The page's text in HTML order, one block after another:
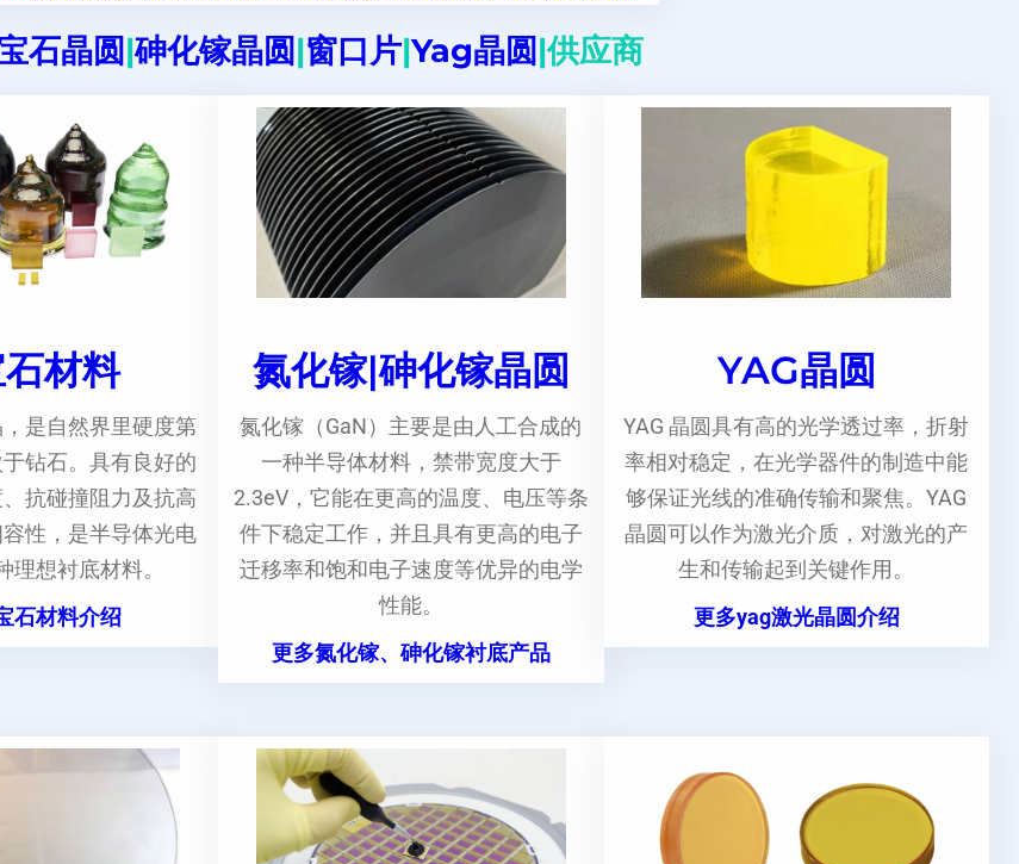
石晶圆|砷化镓晶圆|窗口片|Yag晶圆|供应商
材料
是自然界里硬度第
钻石。具有良好的
抗碰撞阻力及抗高
性，是半导体光电
理想衬底材料。
石材料介绍
氮化镓|砷化镓晶圆
氮化镓（GaN）主要是由人工合成的
一种半导体材料，禁带宽度大于
2.3eV，它能在更高的温度、电压等条
件下稳定工作，并且具有更高的电子
迁移率和饱和电子速度等优异的电学
性能。
更多氮化镓、砷化镓衬底产品
YAG晶圆
YAG 晶圆具有高的光学透过率，折射
率相对稳定，在光学器件的制造中能
够保证光线的准确传输和聚焦。YAG
晶圆可以作为激光介质，对激光的产
生和传输起到关键作用。
更多yag激光晶圆介绍